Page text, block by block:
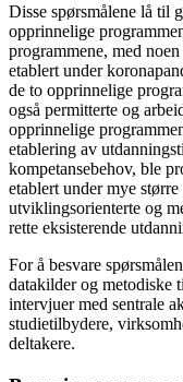
Disse spørsmålene lå til
opprinnelige
programmene, med
etablert under
de to opprinnelige
også permitterte og
opprinnelige
etablering av
kompetansebehov, ble
etablert under mye
utviklingsorienterte og
rette eksisterende
For å besvare
datakilder og metodiske
intervjuer med sentrale
studietilbydere,
deltakere.